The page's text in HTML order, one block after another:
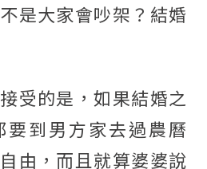
是大家會吵架？結婚
受的是，如果結婚之
要到男方家去過農曆
由，而且就算婆婆說